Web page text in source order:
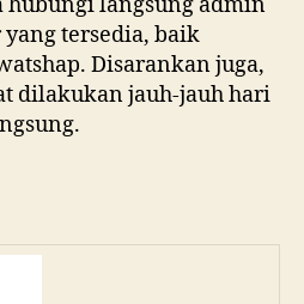
tersedia, baik
Disarankan juga,
dilakukan jauh-jauh hari